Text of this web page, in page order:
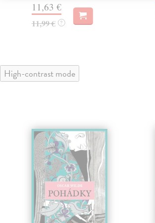
11,63 €
11,99 € ?
High-contrast mode